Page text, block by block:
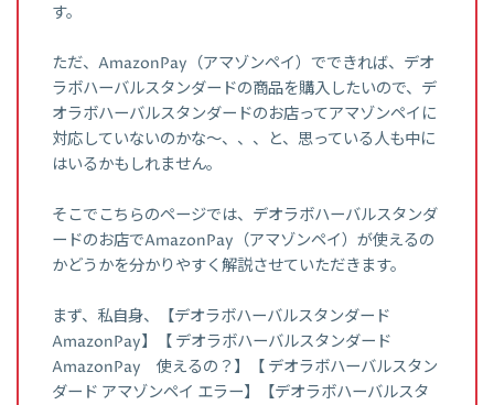
す。
ただ、AmazonPay（アマゾンペイ）でできれば、デオ
ラボハーバルスタンダードの商品を購入したいので、デ
オラボハーバルスタンダードのお店ってアマゾンペイに
対応していないのかな～、、、と、思っている人も中に
はいるかもしれません。
そこでこちらのページでは、デオラボハーバルスタンダ
ードのお店でAmazonPay（アマゾンペイ）が使えるの
かどうかを分かりやすく解説させていただきます。
まず、私自身、【デオラボハーバルスタンダード
AmazonPay】【 デオラボハーバルスタンダード
AmazonPay 使えるの？】【 デオラボハーバルスタン
ダード アマゾンペイ エラー】【デオラボハーバルスタ